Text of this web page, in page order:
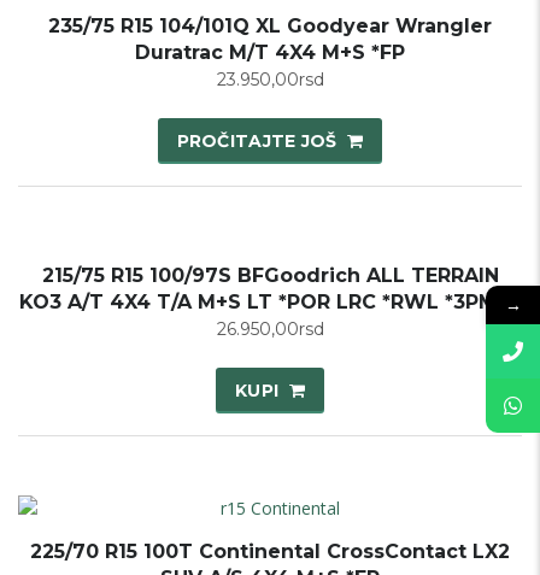
235/75 R15 104/101Q XL Goodyear Wrangler
Duratrac M/T 4X4 M+S *FP
23.950,00rsd
PROČITAJTE JOŠ
215/75 R15 100/97S BFGoodrich ALL TERRAIN
KO3 A/T 4X4 T/A M+S LT *POR LRC *RWL *3PMSF
26.950,00rsd
KUPI
225/70 R15 100T Continental CrossContact LX2
→